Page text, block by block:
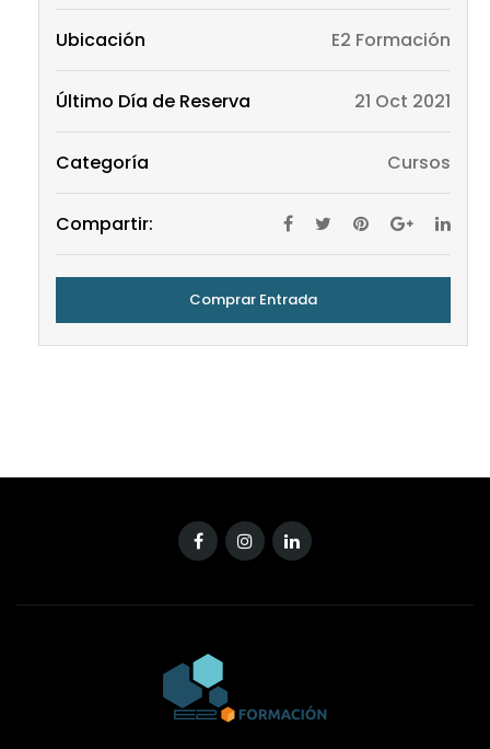
Ubicación E2 Formación
Último Día de Reserva 21 Oct 2021
Categoría Cursos
Compartir:
Comprar Entrada
E2 Formacion
https://www.e2formacion.com